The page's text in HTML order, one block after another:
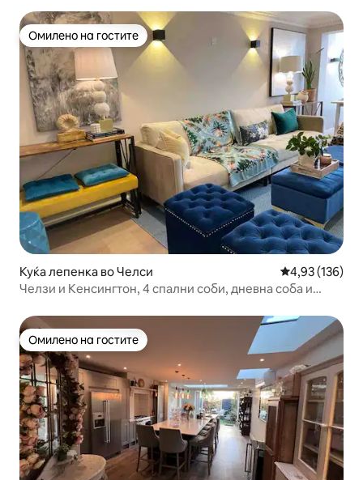
Омилено на гостите
Омилено на гостите
Куќа лепенка во Челси Просечна
4,93 (136)
Челзи и Кенсингтон, 4 спални соби, дневна соба и
Омилено на гостите
Омилено на гостите